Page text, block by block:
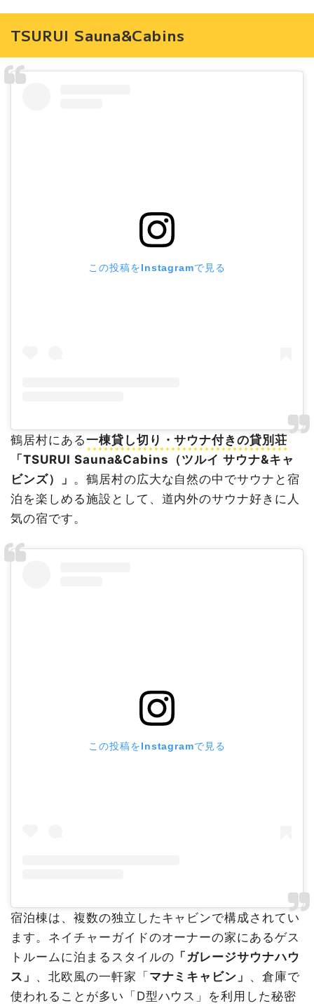
TSURUI Sauna&Cabins
この投稿をInstagramで見る
鶴居村にある一棟貸し切り・サウナ付きの貸別荘
「TSURUI Sauna&Cabins（ツルイ サウナ&キャ
ビンズ）」 。鶴居村の広大な自然の中でサウナと宿
泊を楽しめる施設として、道内外のサウナ好きに人
気の宿です。
この投稿をInstagramで見る
宿泊棟は、複数の独立したキャビンで構成されてい
ます。ネイチャーガイドのオーナーの家にあるゲス
トルームに泊まるスタイルの 「ガレージサウナハウ
ス」 、北欧風の一軒家「 マナミキャビン」 、倉庫で
使われることが多い「D型ハウス」を利用した秘密